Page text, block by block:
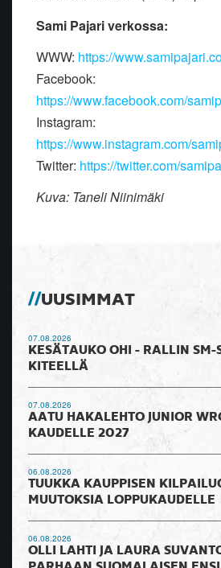
Sami Pajari verkossa:
WWW: https://
Facebook:
https://www.facebook.com/
Instagram:
https://www.instagram.com/
Twitter: https://twitter.com/
Kuva: Taneli Niinimäki
UUSIMMAT
07.08.2026
KESÄTAUKO OHI - RALLIN SM-
KITEELLÄ
07.08.2026
AATU HAKALEHTO JUNIOR
KAUDELLE 2027
06.08.2026
TUUKKA KAUPPISEN
MUUTOKSIA LOPPUKAUDELLE
06.08.2026
OLLI LAHTI JA LAURA